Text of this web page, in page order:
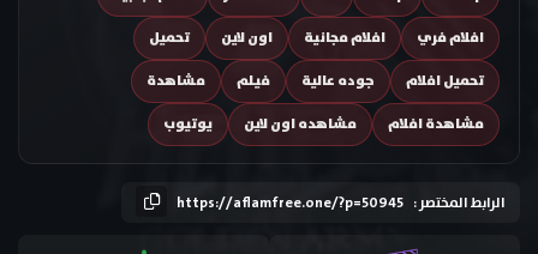
افلام فري
افلام مجانية اون لاين
تحميل
تحميل افلام
جوده عالية فيلم
مشاهدة
مشاهدة افلام
مشاهده اون لاين يوتيوب
الرابط المختصر : https://aflamfree.one/?p=50945